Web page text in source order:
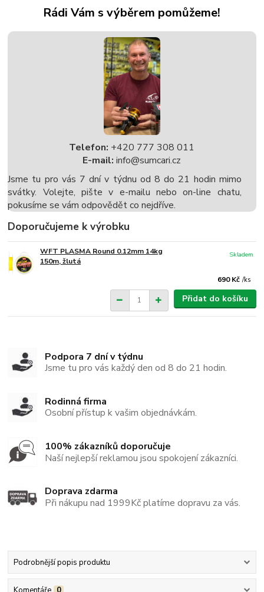
Rádi Vám s výběrem pomůžeme!
Telefon: +420 777 308 011
E-mail: info@sumcari.cz
Jsme tu pro vás 7 dní v týdnu od 8 do 21 hodin mimo
svátky. Volejte, pište v e-mailu nebo on-line chatu,
pokusíme se vám odpovědět co nejdříve.
Doporučujeme k výrobku
WFT PLASMA Round 0.12mm 14kg
150m, žlutá
690 Kč /ks
Skladem
Přidat do košíku
Podpora 7 dní v týdnu
Jsme tu pro vás každý den od 8 do 21 hodin.
Rodinná firma
Osobní přístup k vašim objednávkám.
100% zákazníků doporučuje
Naší nejlepší reklamou jsou spokojení zákazníci.
Doprava zdarma
Při nákupu nad 1999Kč platíme dopravu za vás.
Podrobnější popis produktu